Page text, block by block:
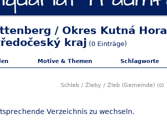
/ Okres Kutná
kraj (0 Einträge)
Motive & Themen Schlagworte
Schleb / Žleby / Žleb (Gemeinde) (0)
Verzeichnis zu wechseln.